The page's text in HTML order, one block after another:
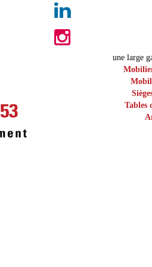
une large
Tables